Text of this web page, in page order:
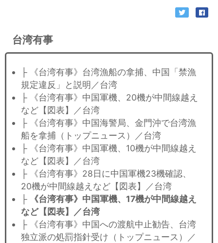
台湾有事
├ 《台湾有事》台湾漁船の拿捕、中国「禁漁
規定違反」と説明／台湾
├ 《台湾有事》中国軍機、20機が中間線越え
など【図表】／台湾
├ 《台湾有事》中国海警局、金門沖で台湾漁
船を拿捕（トップニュース）／台湾
├ 《台湾有事》中国軍機、10機が中間線越え
など【図表】／台湾
├ 《台湾有事》28日に中国軍機23機確認、
20機が中間線越えなど【図表】／台湾
├
《台湾有事》中国軍機、17機が中間線越え
など【図表】／台湾
├ 《台湾有事》中国への渡航中止勧告、台湾
独立派の処罰指針受け（トップニュース）／